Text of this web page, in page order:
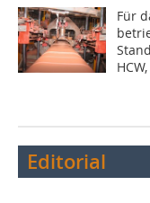
Für
Editorial